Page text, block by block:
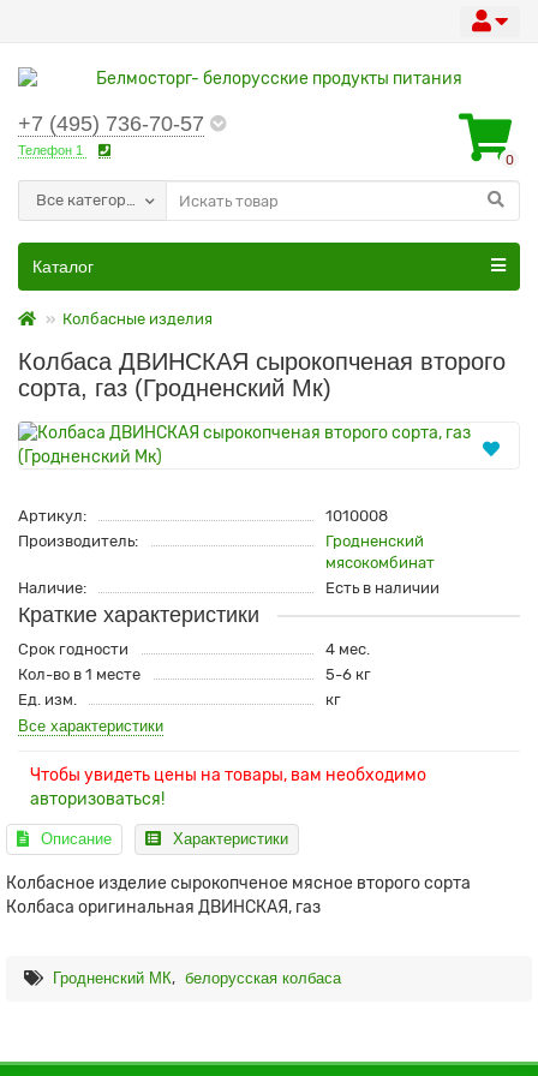
+7 (495) 736-70-57
Телефон 1
0
Все категории
Каталог
Колбасные изделия
Колбаса ДВИНСКАЯ сырокопченая второго
сорта, газ (Гродненский Мк)
Артикул:
1010008
Производитель:
Гродненский
мясокомбинат
Наличие:
Есть в наличии
Краткие характеристики
Срок годности
4 мес.
Кол-во в 1 месте
5-6 кг
Ед. изм.
кг
Все характеристики
Чтобы увидеть цены на товары, вам необходимо
авторизоваться!
Описание Характеристики
Колбасное изделие сырокопченое мясное второго сорта
Колбаса оригинальная ДВИНСКАЯ, газ
Гродненский МК, белорусская колбаса